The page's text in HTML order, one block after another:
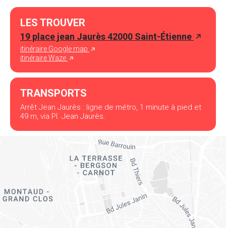
LES TROUVER
19 place jean Jaurès 42000 Saint-Étienne
itinéraire Google map
itinéraire Waze
TRANSPORTS
Arrêt Jean Jaurès : ligne de métro, 1 minute à pied et
49 m, via Pl. Jean Jaurès.